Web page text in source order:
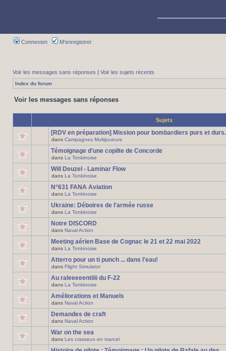
Connexion M’enregistrer
Voir les messages sans réponses | Voir les sujets récents
Index du forum
Voir les messages sans réponses
Sujets
[RDV en préparation] Mission pour bombardiers purs et durs.
dans Campagnes Multijoueurs
Témoignage d'une copilte de Concorde
dans La Tonkinoise
Will Deuzel - Laminar Flow
dans La Tonkinoise
N°631 FANA Aviation
dans La Tonkinoise
Ukraine: Déboires de l'armée russe
dans La Tonkinoise
Notre DISCORD
dans Naval Action
Meeting aérien Base de Cognac le 21 et 22 mai 2022
dans La Tonkinoise
Atterro pour un ti punch ... dans l'eau!
dans Flight Simulator
Au raleeeeentiiii du F-22
dans La Tonkinoise
Améliorations et Manuels
dans Naval Action
Demandes de craft
dans Naval Action
War on the sea
dans Les crasseux en marcel